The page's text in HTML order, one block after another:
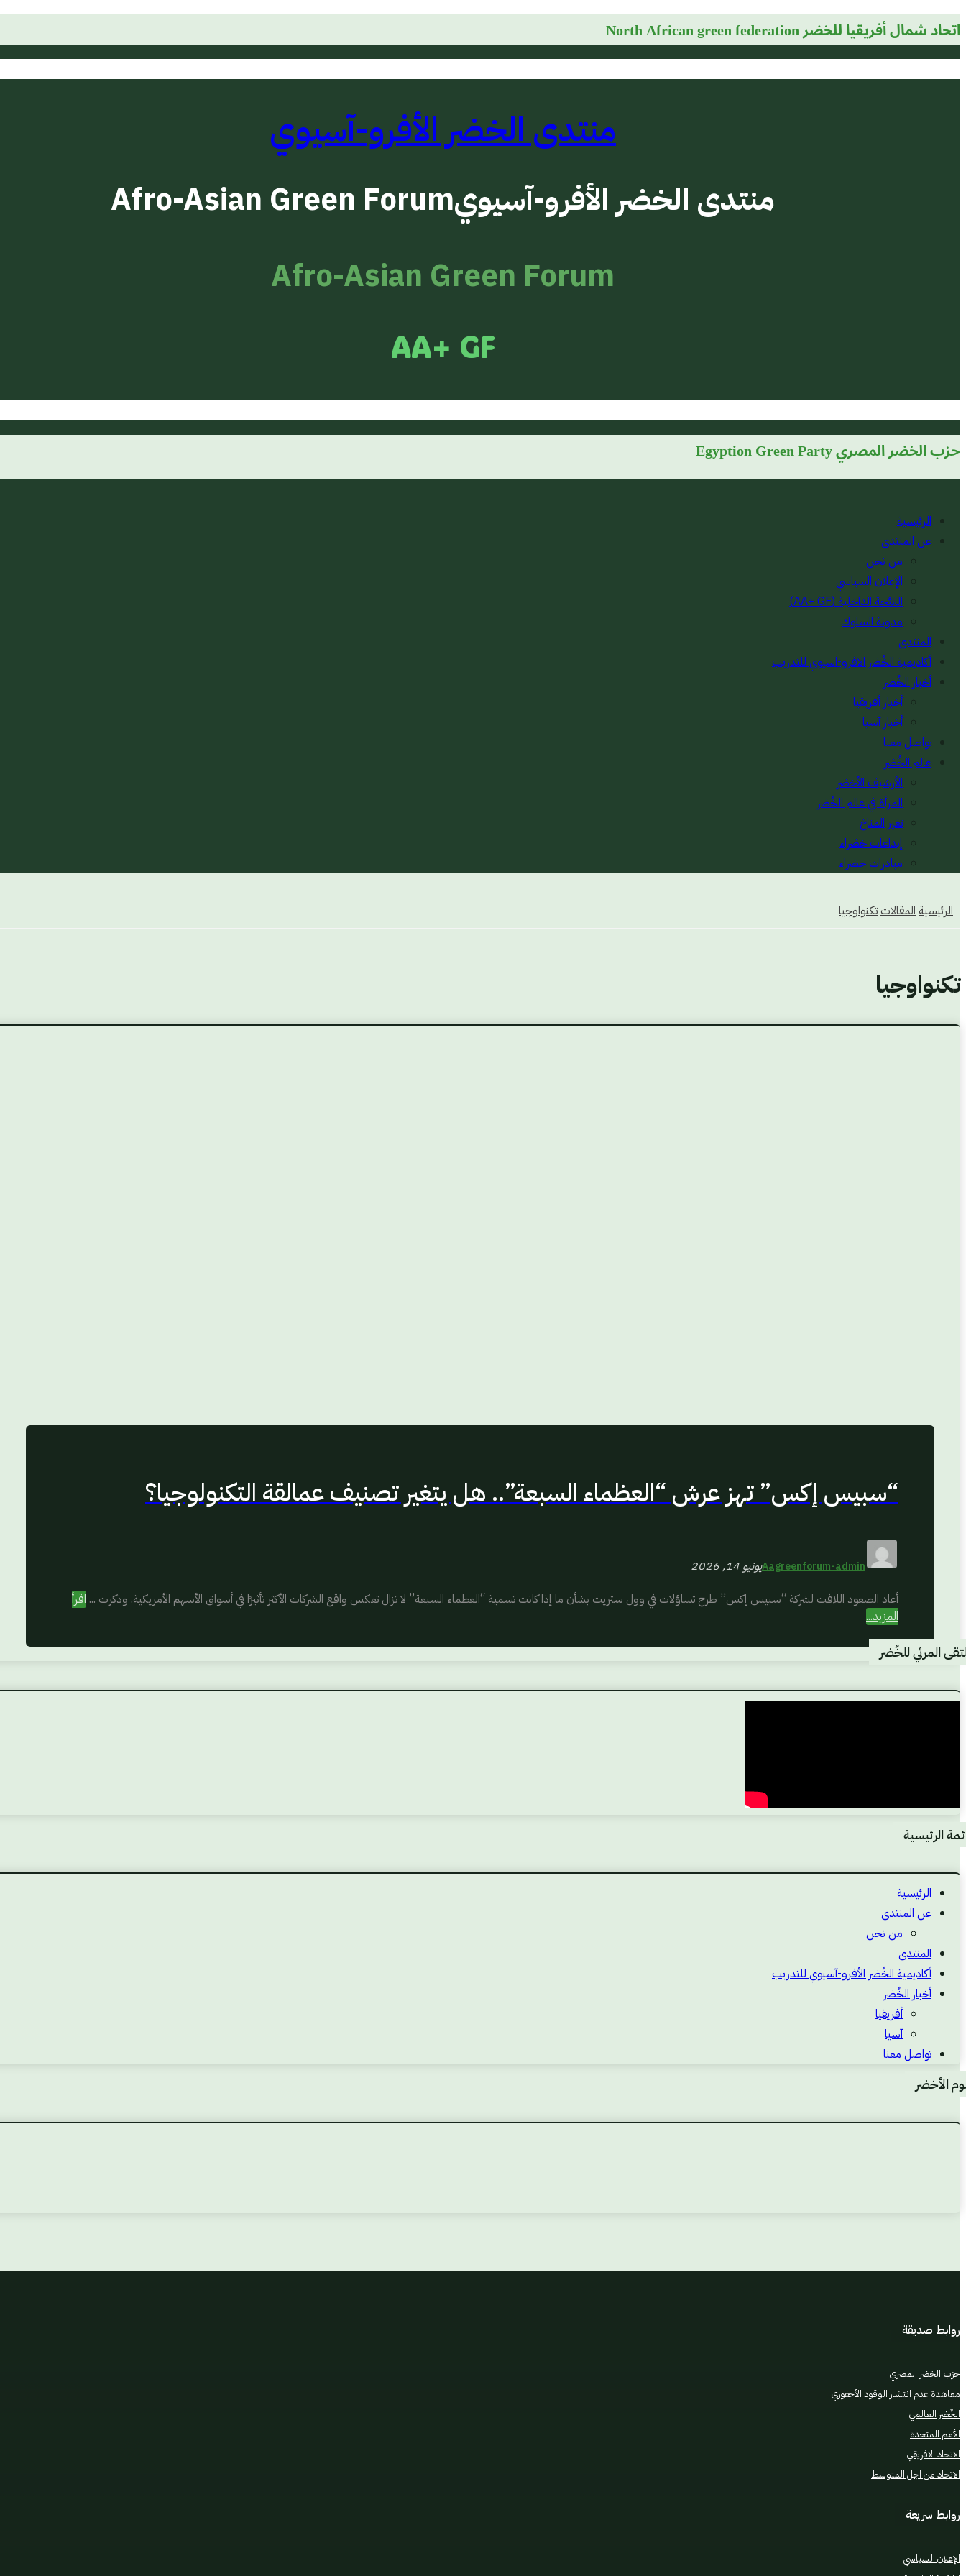
اتحاد شمال أفريقيا للخضرNorth African green federation
منتدى الخضر الأفرو-آسيوي
منتدى الخضر الأفرو-آسيويAfro-Asian Green Forum
Afro-Asian Green Forum
AA+ GF
حزب الخضر المصري
الرئيسية
عن المنتدى
من نحن
الإعلان السياسي
اللائحة الداخلية (AA+ GF)
مدونة السلوك
المنتدى
أكاديمية الخُضر الافرو-اسيوي للتدريب
أخبار الخُضر
أخبار أفريقيا
أخبار آسيا
تواصل معنا
عالم الخُضر
الأرشيف الأخضر
المرأة في عالم الخُضر
تغير المناخ
إبداعات خضراء
مبادرات خضراء
الرئيسيةالمقالاتتكنواوجيا
تكنواوجيا
“سبيس إكس” تهز عرش “العظماء السبعة”.. هل يتغير تصنيف عمالقة التكنولوجيا؟
Aagreenforum-adminيونيو 14, 2026
أعاد الصعود اللافت لشركة “سبيس إكس” طرح تساؤلات في وول ستريت بشأن ما إذا كانت تسمية “العظماء السبعة” لا تزال تعكس واقع الشركات الأكثر تأثيرًا في أسواق الأسهم الأمريكية. وذكرت ... اقرأ
المزيد...
المرئي للخُضر
الرئيسية
الرئيسية
عن المنتدى
من نحن
المنتدى
أكاديمية الخُضر الأفرو-آسيوي للتدريب
أخبار الخُضر
أفريقيا
آسيا
تواصل معنا
الأخضر
روابط صديقة
حزب الخضر المصري
معاهدة عدم انتشار الوقود الأحفوري
الخٌضر العالمي
الأمم المتحدة
الاتحاد الافريقي
الاتحاد من اجل المتوسط
روابط سريعة
الإعلان السياسي